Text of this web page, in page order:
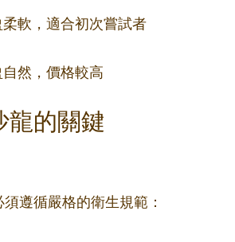
柔軟，適合初次嘗試者
然，價格較高
龍的關鍵
遵循嚴格的衛生規範：